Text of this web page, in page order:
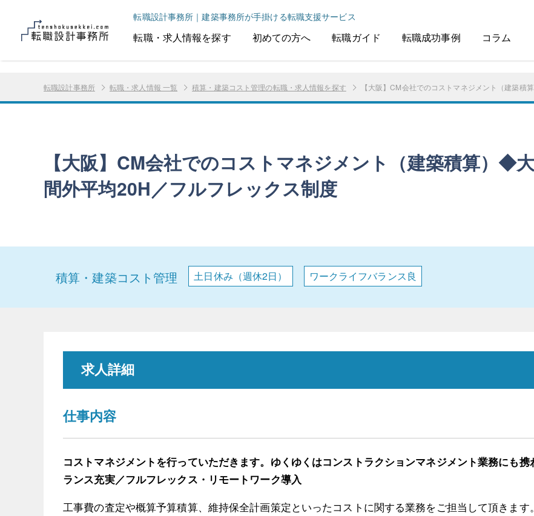
転職設計事務所｜建築事務所が手掛ける転職支援サービス
転職・求人情報を探す 初めての方へ 転職ガイド 転職成功事例 コラム
転職設計事務所 転職・求人情報 一覧 積算・建築コスト管理の転職・求人情報を探す 【大阪】CM会社でのコストマネジメント（建築
【大阪】CM会社でのコストマネジメント（建築積算）◆
間外平均20H／フルフレックス制度
積算・建築コスト管理 土日休み（週休2日） ワークライフバランス良
求人詳細
仕事内容
コストマネジメントを行っていただきます。ゆくゆくはコンストラクションマネジメント業務にも
ランス充実／フルフレックス・リモートワーク導入
工事費の査定や概算予算積算、維持保全計画策定といったコストに関する業務をご担当して頂きます。